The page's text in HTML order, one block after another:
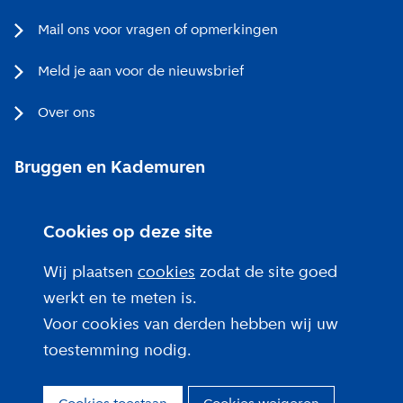
Cookies op deze site
Wij plaatsen cookies zodat de site goed
werkt en te meten is.
Voor cookies van derden hebben wij uw
toestemming nodig.
Mail ons voor vragen of opmerkingen
Meld je aan voor de nieuwsbrief
Over ons
Bruggen en Kademuren
Privacy